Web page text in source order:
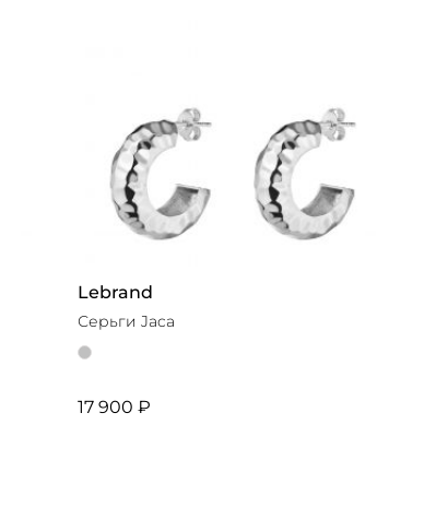
Lebrand
Серьги Jaca
17 900 ₽